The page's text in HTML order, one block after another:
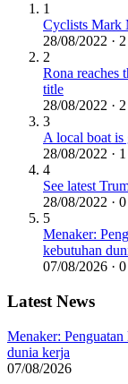
1
Cyclists Mark
28/08/2022 ·
2
Rona reaches
title
28/08/2022 ·
3
A local boat
28/08/2022 ·
4
See latest
28/08/2022 ·
5
Menaker:
kebutuhan
07/08/2026 ·
Latest News
Menaker:
dunia kerja
07/08/2026